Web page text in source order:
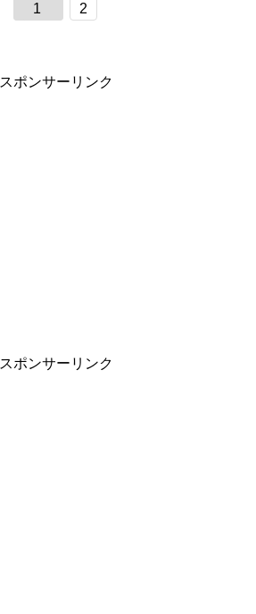
1 2
スポンサーリンク
スポンサーリンク